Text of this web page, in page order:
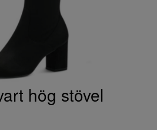
hög stövel